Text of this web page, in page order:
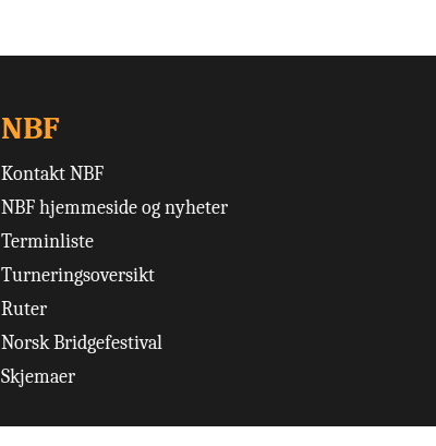
NBF
Kontakt NBF
NBF hjemmeside og nyheter
Terminliste
Turneringsoversikt
Ruter
Norsk Bridgefestival
Skjemaer